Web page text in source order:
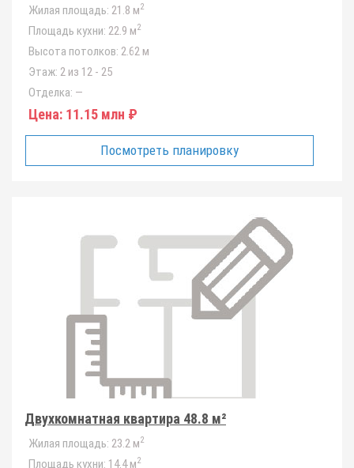
Жилая площадь: 21.8 м2
Площадь кухни: 22.9 м2
Высота потолков: 2.62 м
Этаж: 2 из 12 - 25
Отделка: —
Цена: 11.15 млн ₽
Посмотреть планировку
Двухкомнатная квартира 48.8 м²
Жилая площадь: 23.2 м2
Площадь кухни: 14.4 м2